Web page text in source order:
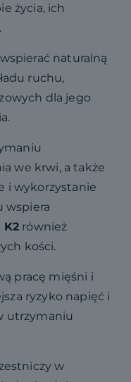
życia, ich
naturalną
ruchu,
dla jego
we krwi, a także
i wykorzystanie
wspiera
K2 również
kości.
pracę mięśni i
ryzyko napięć i
utrzymaniu
w